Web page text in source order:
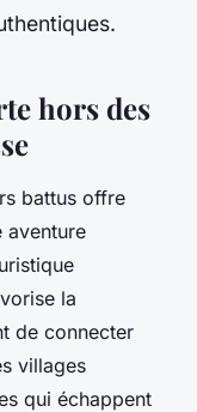
hors des
battus offre
aventure
la
de connecter
villages
qui échappent